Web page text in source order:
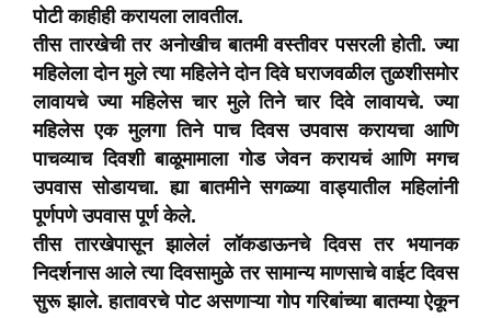
पोटी काहीही करायला लावतील.
तीस तारखेची तर अनोखीच बातमी वस्तीवर पसरली होती. ज्या
महिलेला दोन मुले त्या महिलेने दोन दिवे घराजवळील तुळशीसमोर
लावायचे ज्या महिलेस चार मुले तिने चार दिवे लावायचे. ज्या
महिलेस एक मुलगा तिने पाच दिवस उपवास करायचा आणि
पाचव्याच दिवशी बाळूमामाला गोड जेवन करायचं आणि मगच
उपवास सोडायचा. ह्या बातमीने सगळ्या वाड्यातील महिलांनी
पूर्णपणे उपवास पूर्ण केले.
तीस तारखेपासून झालेलं लॉकडाऊनचे दिवस तर भयानक
निदर्शनास आले त्या दिवसामुळे तर सामान्य माणसाचे वाईट दिवस
सुरू झाले. हातावरचे पोट असणाऱ्या गोप गरिबांच्या बातम्या ऐकून